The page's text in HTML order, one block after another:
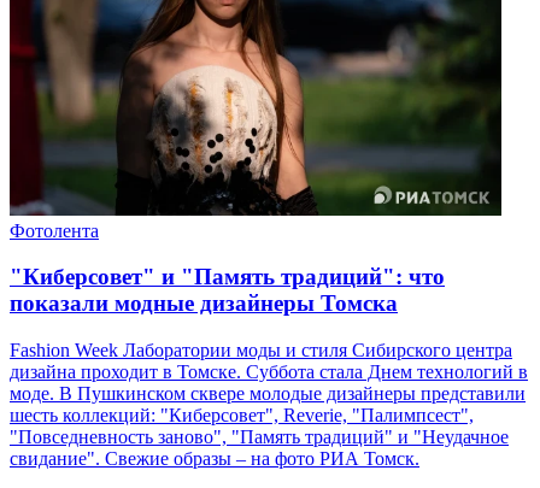
Фотолента
"Киберсовет" и "Память традиций": что
показали модные дизайнеры Томска
Fashion Week Лаборатории моды и стиля Сибирского центра
дизайна проходит в Томске. Суббота стала Днем технологий в
моде. В Пушкинском сквере молодые дизайнеры представили
шесть коллекций: "Киберсовет", Reverie, "Палимпсест",
"Повседневность заново", "Память традиций" и "Неудачное
свидание". Свежие образы – на фото РИА Томск.